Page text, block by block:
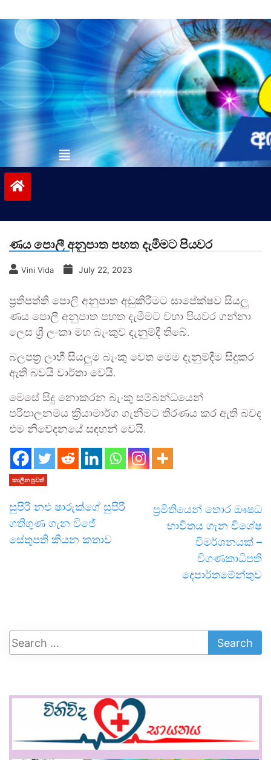
to
contentvinivida.lk
ණය පොලී අනුපාත පහත දැමීමට පියවර
Vini Vida July 22, 2023
ප්‍රතිපත්ති පොලී අනුපාත අඩුකිරීමට සාපේක්ෂව සියලු
ණය පොලී අනුපාත පහත දැමීමට වහා පියවර ගන්නා
ලෙස ශ්‍රී ලංකා මහ බැංකුව දැනුම්දී තිබේ.
බලපත්‍ර ලාභී සියලුම බැංකු වෙත මෙම දැනුම්දීම සිදුකර
ඇති බවයි වාර්තා වෙයි.
මෙසේ සිදු නොකරන බැංකු සම්බන්ධයෙන්
පරිපාලනමය ක්‍රියාමාර්ග ගැනීමට තීරණය කර ඇති බවද
එම නිවේදනයේ සඳහන් වෙයි.
කාලීන පුවත්
සුපිරි නළු ෂාරුක්ගේ සුපිරි
ගතිගුණ ගැන විජේ
සේතුපති කියන කතාව
ප්‍රමිතියෙන් තොර ඖෂධ
භාවිතය ගැන විශේෂ
විමර්ශනයක් –
විගණකාධිපති
දෙපාර්තමේන්තුව